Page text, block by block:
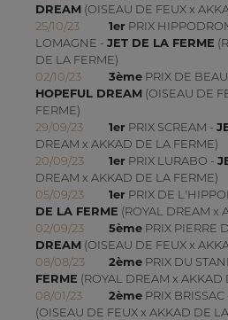
DREAM(OISEAU DE FEUX x
25/10/23
1erPRIX
LOMAGNE - JET DE LA FERME
DE LA FERME)
02/10/23
3èmePRIX DE
HOPEFUL DREAM(OISEAU DE
FERME)
29/09/23
1erPRIX SCREAM -
DREAM x AKKAD DE LA FERME)
20/09/23
1erPRIX LURABO -
DREAM x AKKAD DE LA FERME)
05/09/23
1erPRIX DE
DE LA FERME (ROYAL DREAM x
02/09/23
5èmePRIX PIERRE
DREAM(OISEAU DE FEUX x
08/08/23
2èmePRIX DU
FERME (ROYAL DREAM x AKKAD
08/01/23
2èmePRIX BRISSAC
(OISEAU DE FEUX x AKKAD DE